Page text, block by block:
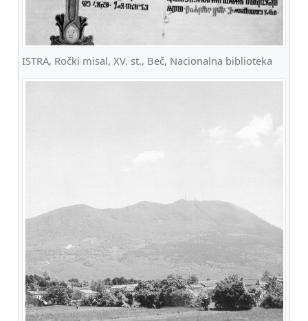
ISTRA, Ročki misal, XV. st., Beč, Nacionalna biblioteka